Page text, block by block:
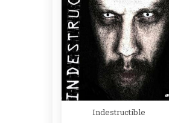
Indestructible